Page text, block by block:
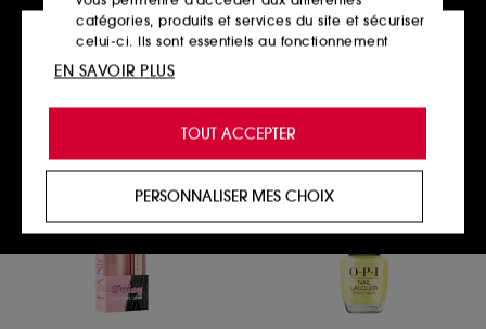
3 teintes disponiblescatégories, produits et services du site et sécuriser
celui-ci. Ils sont essentiels au fonctionnement
technique du site et ne peuvent être désactivés.
de vous offrir une expérience enrichie et
personnalisée en vous recommandant des
produits, des services et des contenus qui
proposer des offres promotionnelles adaptées à
votre profil.
Cookies réseaux sociaux et publicité : ils sont
utilisés pour vous présenter du contenu susceptible
de vous plaire via des publicités, y compris sur des
TOUT ACCEPTER
PERSONNALISER MES CHOIX
EN SAVOIR PLUS